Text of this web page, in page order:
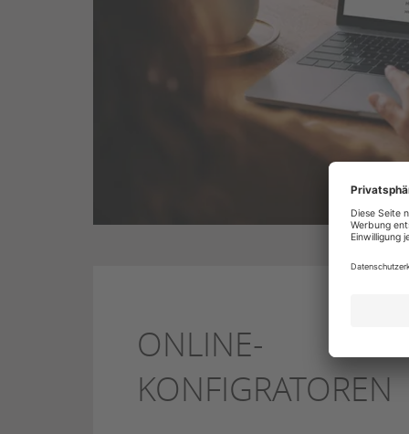
ONLINE-
KONFIGRATOREN